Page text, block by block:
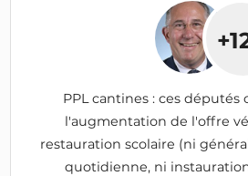
PPL cantines : ces
l'augmentation de l'offre
restauration scolaire (ni
quotidienne, ni